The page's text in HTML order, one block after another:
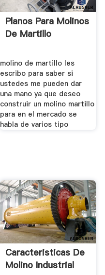
Planos Para Molinos
De Martillo
molino de martillo les
escribo para saber si
ustedes me pueden dar
una mano ya que deseo
construir un molino martillo
para en el mercado se
habla de varios tipo
Caracteristicas De
Molino Industrial